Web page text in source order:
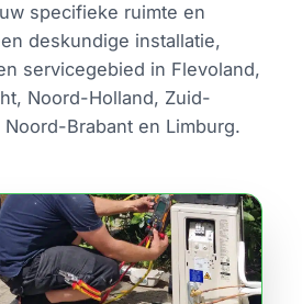
specifieke ruimte en
deskundige installatie,
servicegebied in Flevoland,
Noord-Holland, Zuid-
Brabant en Limburg.